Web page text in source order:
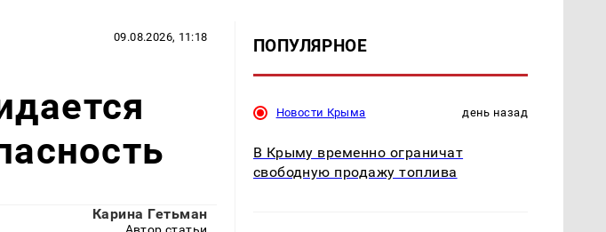
09.08.2026, 11:18
Карина Гетьман
Автор статьи
ПОПУЛЯРНОЕ
Новости Крыма день назад
В Крыму временно ограничат
свободную продажу топлива